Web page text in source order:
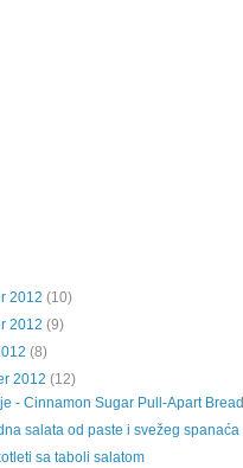
2012 (10)
2012 (9)
(8)
2012 (12)
- Cinnamon Sugar Pull-Apart Bread
salata od paste i svežeg spanaća
sa taboli salatom